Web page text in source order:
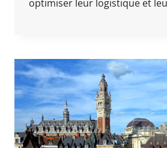
optimiser leur logistique et